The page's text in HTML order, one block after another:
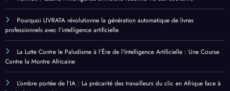
Pourquoi LIVRATA révolutionne la génération automatique de livres
professionnels avec l’intelligence artificielle
La Lutte Contre le Paludisme à l’Ère de l’Intelligence Artificielle : Une Course
Contre la Montre Africaine
L’ombre portée de l’IA : La précarité des travailleurs du clic en Afrique face à